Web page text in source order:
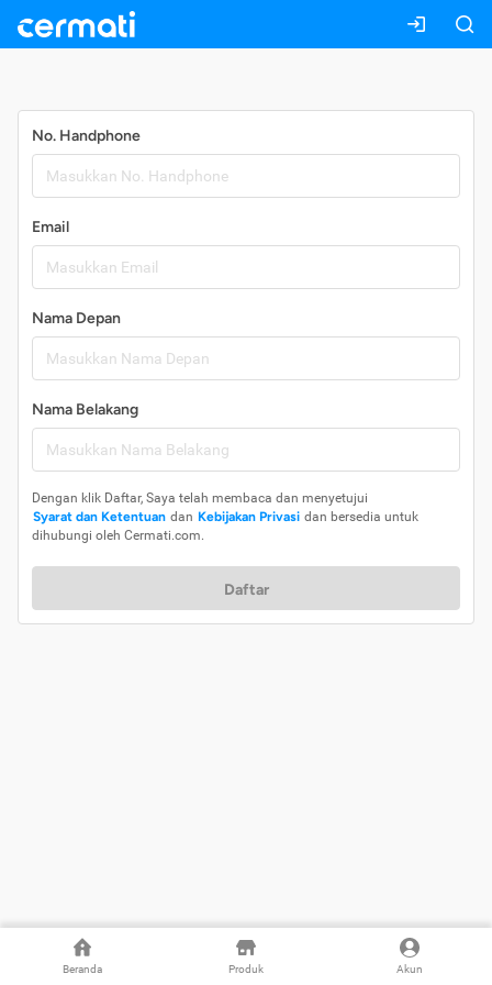
Beranda Produk Akun
No. Handphone
Email
Nama Depan
Nama Belakang
Dengan klik Daftar, Saya telah membaca dan menyetujui
Syarat dan Ketentuan dan Kebijakan Privasi dan bersedia untuk
dihubungi oleh Cermati.com.
Daftar